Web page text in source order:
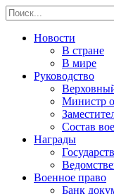
Новости
В стране
В мире
Руководство
Министр
Состав
Награды
Военное право
Банк